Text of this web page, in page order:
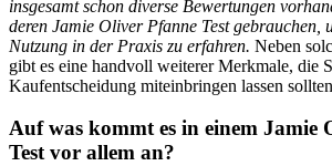
insgesamt schon diverse Bewertungen
deren Jamie Oliver Pfanne Test gebrauchen,
Nutzung in der Praxis zu erfahren. Neben
gibt es eine handvoll weiterer Merkmale, die
Kaufentscheidung miteinbringen lassen
Auf was kommt es in einem Jamie
Test vor allem an?